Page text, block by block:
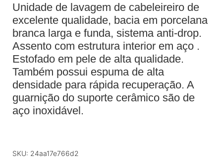
Unidade de lavagem de cabeleireiro de
excelente qualidade, bacia em porcelana
branca larga e funda, sistema anti-drop.
Assento com estrutura interior em aço .
Estofado em pele de alta qualidade.
Também possui espuma de alta
densidade para rápida recuperação. A
guarnição do suporte cerâmico são de
aço inoxidável.
SKU: 24aa17e766d2